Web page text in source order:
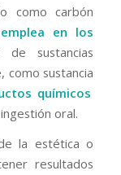
como carbón
en los
sustancias
como sustancia
químicos
oral.
la estética o
resultados